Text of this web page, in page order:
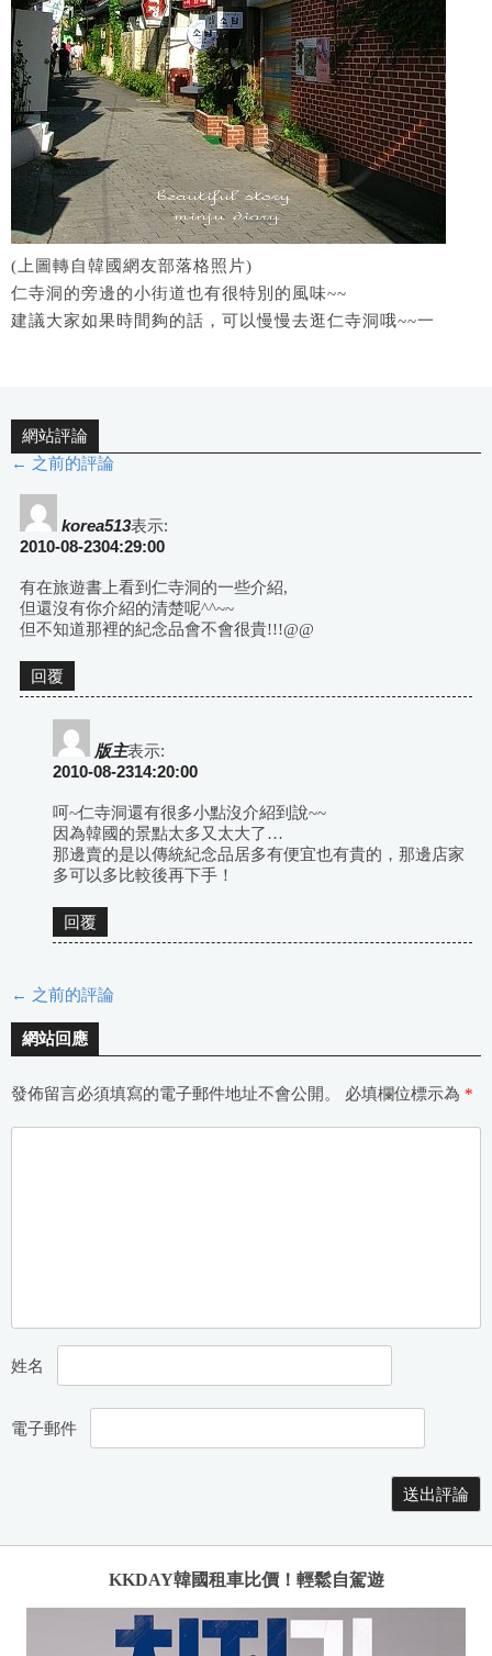
(上圖轉自韓國網友部落格照片)
仁寺洞的旁邊的小街道也有很特別的風味~~
建議大家如果時間夠的話，可以慢慢去逛仁寺洞哦~~一
網站評論
評
論
導
航
← 之前的評論
korea513表示:
2010-08-2304:29:00
有在旅遊書上看到仁寺洞的一些介紹,
但還沒有你介紹的清楚呢^^~~
但不知道那裡的紀念品會不會很貴!!!@@
回覆
版主表示:
2010-08-2314:20:00
呵~仁寺洞還有很多小點沒介紹到說~~
因為韓國的景點太多又太大了…
那邊賣的是以傳統紀念品居多有便宜也有貴的，那邊店家
多可以多比較後再下手！
回覆
評
論
← 之前的評論
網站回應
發佈留言必須填寫的電子郵件地址不會公開。 必填欄位標示為 *
姓名
電子郵件
KKDAY韓國租車比價！輕鬆自駕遊